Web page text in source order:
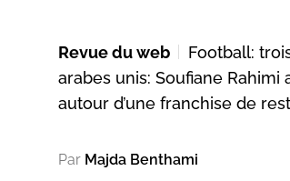
Revue du web
Football:
arabes unis: Soufiane
autour d’une franchise de
Par Majda Benthami